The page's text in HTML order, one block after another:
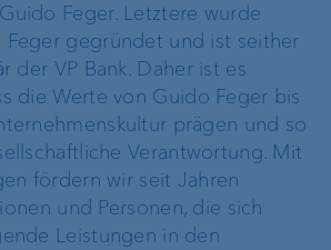
Feger. Letztere wurde
Feger gegründet und ist seither
der VP Bank. Daher ist es
die Werte von Guido Feger bis
prägen und so
Verantwortung. Mit
fördern wir seit Jahren
und Personen, die sich
Leistungen in den